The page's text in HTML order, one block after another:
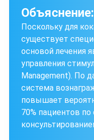
Объяснение:
Поскольку для
существует
основой лечения
управления
Management). По
система
повышает
70% пациентов